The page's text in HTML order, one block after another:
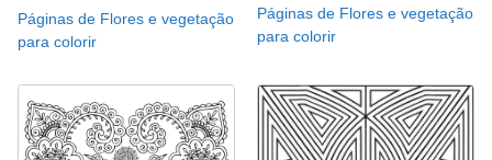
Páginas de Flores e vegetação
para colorir
Páginas de Flores e vegetação
para colorir